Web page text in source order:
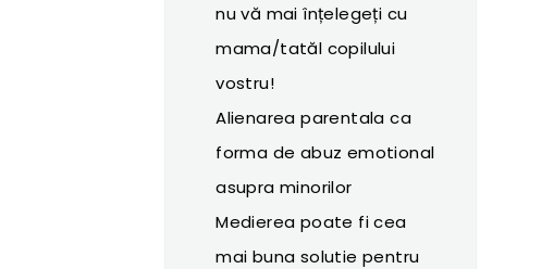
nu vă mai înțelegeți cu
mama/tatăl copilului
vostru!
Alienarea parentala ca
forma de abuz emotional
asupra minorilor
Medierea poate fi cea
mai buna solutie pentru